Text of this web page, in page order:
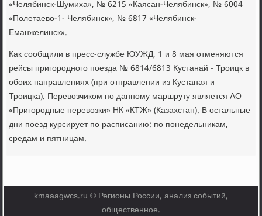
«Челябинск-Шумиха», № 6215 «Каясан-Челябинск», № 6004
«Полетаево-1- Челябинск», № 6817 «Челябинск-
Еманжелинск».
Как сообщили в пресс-службе ЮУЖД, 1 и 8 мая отменяются
рейсы пригородного поезда № 6814/6813 Кустанай - Троицк в
обоих направлениях (при отправлении из Кустаная и
Троицка). Перевозчиком по данному маршруту является АО
«Пригородные перевозки» НК «КТЖ» (Казахстан). В остальные
дни поезд курсирует по расписанию: по понедельникам,
средам и пятницам.
kmaaagwcs.ru © Регионы России, анализ событий,
общественное.